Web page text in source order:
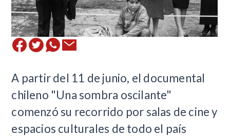
A partir del 11 de junio, el documental
chileno "Una sombra oscilante"
comenzó su recorrido por salas de cine y
espacios culturales de todo el país